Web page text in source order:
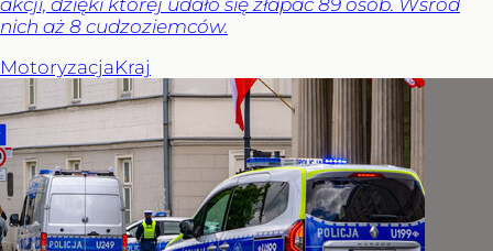
nich aż 8 cudzoziemców.
MotoryzacjaKraj